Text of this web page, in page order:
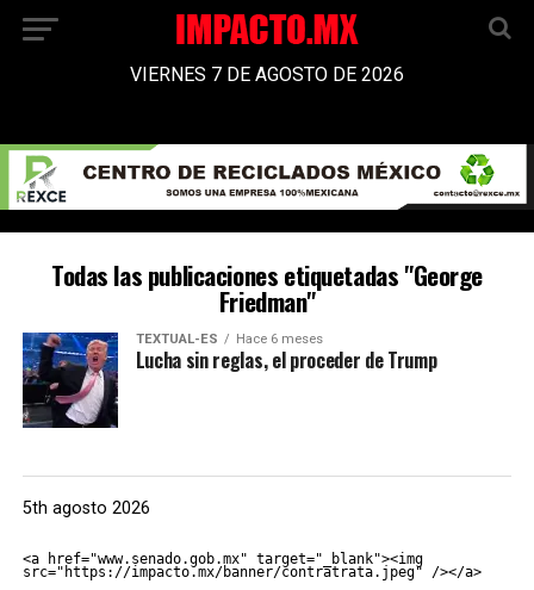
VIERNES 7 DE AGOSTO DE 2026
Todas las publicaciones etiquetadas "George
Friedman"
TEXTUAL-ES Hace 6 meses
Lucha sin reglas, el proceder de Trump
5th agosto 2026
<a href="www.senado.gob.mx" target="_blank"><img
src="https://impacto.mx/banner/contratrata.jpeg" /></a>